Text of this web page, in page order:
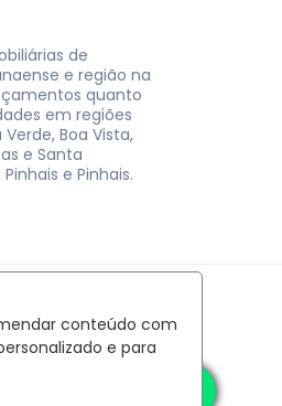
conteúdo com
e para
de
e região na
quanto
em regiões
Boa Vista,
e Santa
e Pinhais.